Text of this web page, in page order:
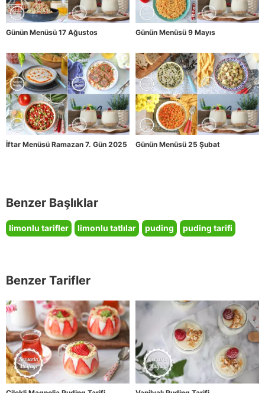
Günün Menüsü 17 Ağustos Günün Menüsü 9 Mayıs
İftar Menüsü Ramazan 7. Gün 2025 Günün Menüsü 25 Şubat
Benzer Başlıklar
limonlu tarifler limonlu tatlılar puding puding tarifi
Benzer Tarifler